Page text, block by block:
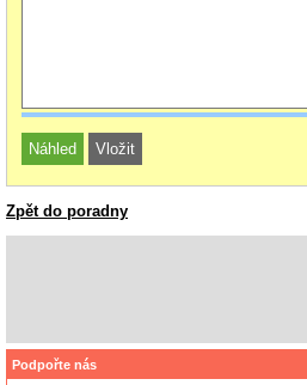
Zpět do poradny
Podpořte nás